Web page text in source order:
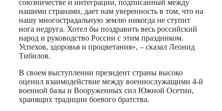
союзничестве и интеграции, подписанный между
нашими странами, дает нам уверенность в том, что на
нашу многострадальную землю никогда не ступит
нога недруга. Хотел бы поздравить весь российский
народ и руководство России с этим праздником.
Успехов, здоровья и процветания», – сказал Леонид
Тибилов.
В своем выступлении президент страны высоко
оценил взаимодействие между военнослужащими 4-й
военной базы и Вооруженных сил Южной Осетии,
хранящих традиции боевого братства.